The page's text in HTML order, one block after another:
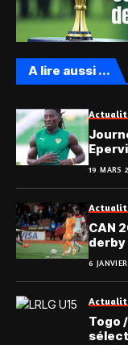
A lire aussi ...
19 MARS
CAN
6
Togo